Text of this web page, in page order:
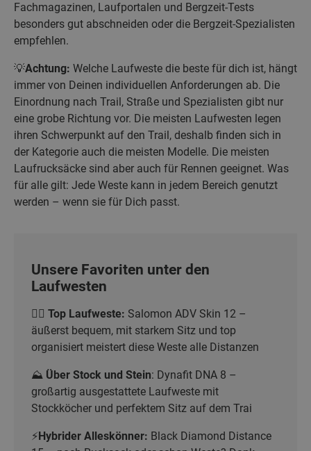
Fachmagazinen, Laufportalen und Bergzeit-Tests
besonders gut abschneiden oder die Bergzeit-Spezialisten
empfehlen.
💡Achtung: Welche Laufweste die beste für dich ist, hängt
immer von Deinen individuellen Anforderungen ab. Die
Einordnung nach Trail, Straße und Spezialisten gibt nur
eine grobe Richtung vor. Die meisten Laufwesten legen
ihren Schwerpunkt auf den Trail, deshalb finden sich in
der Kategorie auch die meisten Modelle. Die meisten
Laufrucksäcke sind aber auch für Rennen geeignet. Was
für alle gilt: Jede Weste kann in jedem Bereich genutzt
werden – wenn sie für Dich passt.
Unsere Favoriten unter den
Laufwesten
🏃‍♀️ Top Laufweste: Salomon ADV Skin 12 –
äußerst bequem, mit starkem Sitz und top
organisiert meistert diese Weste alle Distanzen
⛰️ Über Stock und Stein: Dynafit DNA 8 –
großartig ausgestattete Laufweste mit
Stockköcher und perfektem Sitz auf dem Trai
⚡Hybrider Alleskönner: Black Diamond Distance